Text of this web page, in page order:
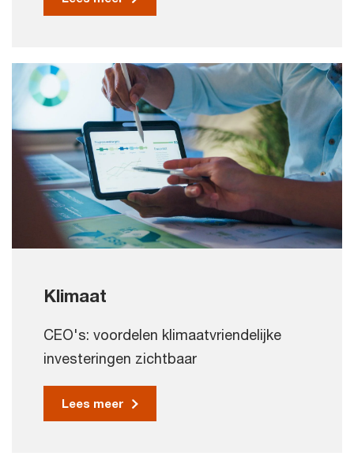
Klimaat
CEO's: voordelen klimaatvriendelijke
investeringen zichtbaar
Lees meer